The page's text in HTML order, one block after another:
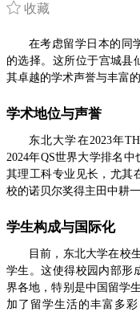
收藏
在考虑留学日本的同
的选择。这所位于宫城县
其卓越的学术声誉与丰富
学术地位与声誉
东北大学在2023年
2024年QS世界大学排名
其理工科专业见长，尤其
校的诺贝尔奖得主田中耕
学生构成与国际化
目前，东北大学在校
学生。这使得校园内部形
界各地，特别是中国留学
加了留学生活的丰富多